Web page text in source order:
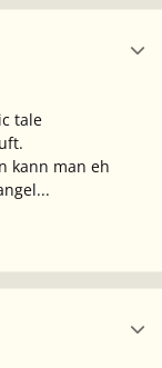
tale
kann man eh